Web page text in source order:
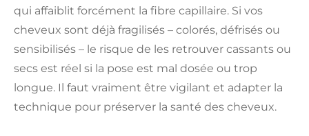
qui affaiblit forcément la fibre capillaire. Si vos
cheveux sont déjà fragilisés – colorés, défrisés ou
sensibilisés – le risque de les retrouver cassants ou
secs est réel si la pose est mal dosée ou trop
longue. Il faut vraiment être vigilant et adapter la
technique pour préserver la santé des cheveux.